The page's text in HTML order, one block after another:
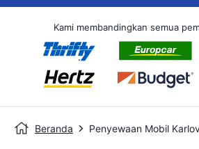
Kami membandingkan semua
Beranda Penyewaan Mobil